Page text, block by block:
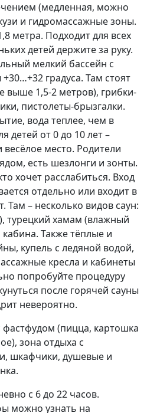
(медленная, можно
и гидромассажные зоны.
метра. Подходит для всех
детей держите за руку.
мелкий бассейн с
градуса. Там стоят
выше 1,5-2 метров), грибки-
пистолеты-брызгалки.
вода теплее, чем в
детей от 0 до 10 лет –
место. Родители
есть шезлонги и зонты.
хочет расслабиться. Вход
отдельно или входит в
Там – несколько видов саун:
турецкий хамам (влажный
Также тёплые и
купель с ледяной водой,
кресла и кабинеты
попробуйте процедуру
после горячей сауны
невероятно.
фастфудом (пицца, картошка
зона отдыха с
шкафчики, душевые и
с 6 до 22 часов.
можно узнать на